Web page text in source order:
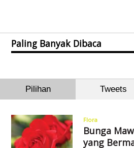
Paling Banyak Dibaca
Pilihan Tweets
Flora
Bunga
yang